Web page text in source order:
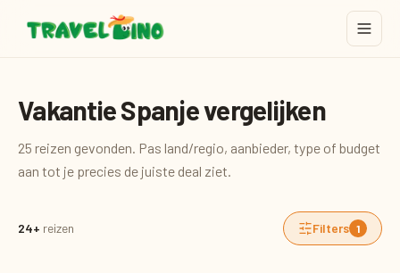
Vakantie Spanje vergelijken
25 reizen gevonden. Pas land/regio, aanbieder, type of budget
aan tot je precies de juiste deal ziet.
24+ reizen Filters 1